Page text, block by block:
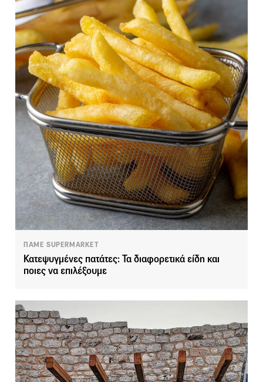
ΠΑΜΕ SUPERMARKET
Κατεψυγμένες πατάτες: Τα διαφορετικά είδη και
ποιες να επιλέξουμε